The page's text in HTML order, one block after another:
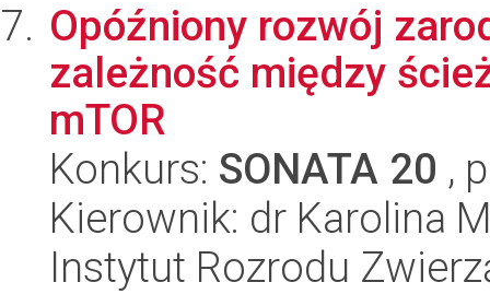
Opóźniony rozwój
zależność między
mTOR
Konkurs: SONATA 20 ,
Kierownik: dr Karolina
Instytut Rozrodu